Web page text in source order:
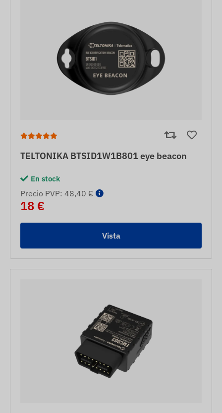
TELTONIKA BTSID1W1B801 eye beacon
En stock
Precio PVP: 48,40 €
18 €
Vista